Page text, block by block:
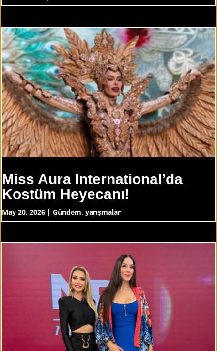
Miss Aura International’da
Kostüm Heyecanı!
May 20, 2026 | Gündem, yarışmalar